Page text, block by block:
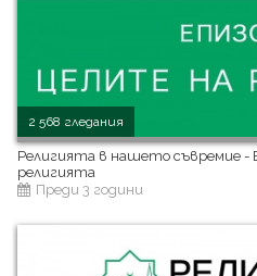
2 568 гледания
Религията в нашето съвремие -
религията
Преди 3 години